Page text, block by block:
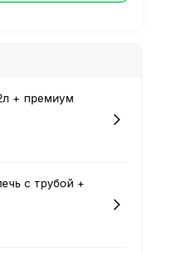
+ премиум
с трубой +